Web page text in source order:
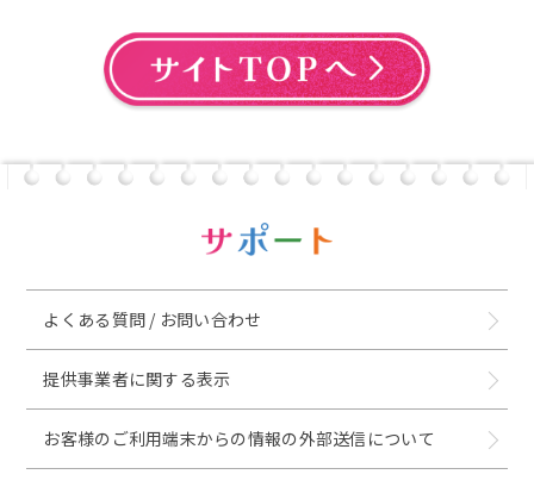
よくある質問 / お問い合わせ
提供事業者に関する表示
お客様のご利用端末からの情報の外部送信について